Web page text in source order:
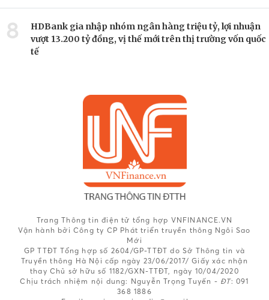
8
HDBank gia nhập nhóm ngân hàng triệu tỷ, lợi nhuận
vượt 13.200 tỷ đồng, vị thế mới trên thị trường vốn quốc
tế
Trang Thông tin điện tử tổng hợp VNFINANCE.VN
Vận hành bởi Công ty CP Phát triển truyền thông Ngôi Sao
Mới
GP TTĐT Tổng hợp số 2604/GP-TTĐT do Sở Thông tin và
Truyền thông Hà Nội cấp ngày 23/06/2017/ Giấy xác nhận
thay Chủ sở hữu số 1182/GXN-TTĐT, ngày 10/04/2020
Chịu trách nhiệm nội dung: Nguyễn Trọng Tuyến - ĐT: 091
368 1886